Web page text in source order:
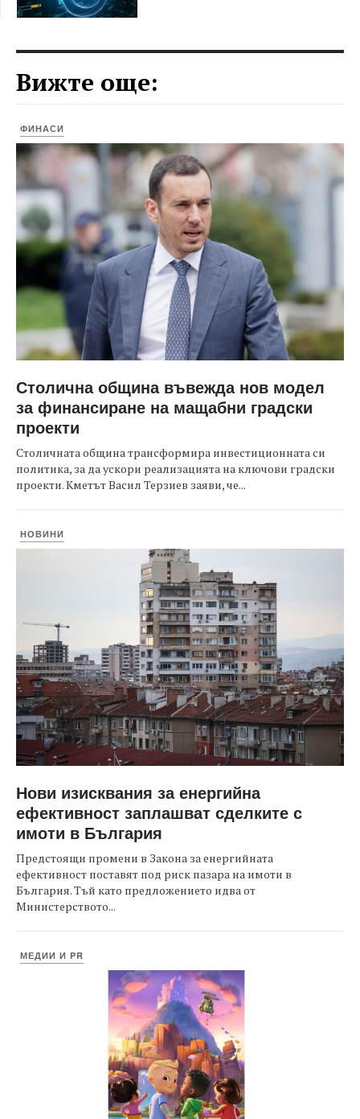
Вижте още:
ФИНАСИ
Столична община въвежда нов модел
за финансиране на мащабни градски
проекти
Столичната община трансформира инвестиционната си
политика, за да ускори реализацията на ключови градски
проекти. Кметът Васил Терзиев заяви, че...
НОВИНИ
Нови изисквания за енергийна
ефективност заплашват сделките с
имоти в България
Предстоящи промени в Закона за енергийната
ефективност поставят под риск пазара на имоти в
България. Тъй като предложението идва от
Министерството...
МЕДИИ И PR